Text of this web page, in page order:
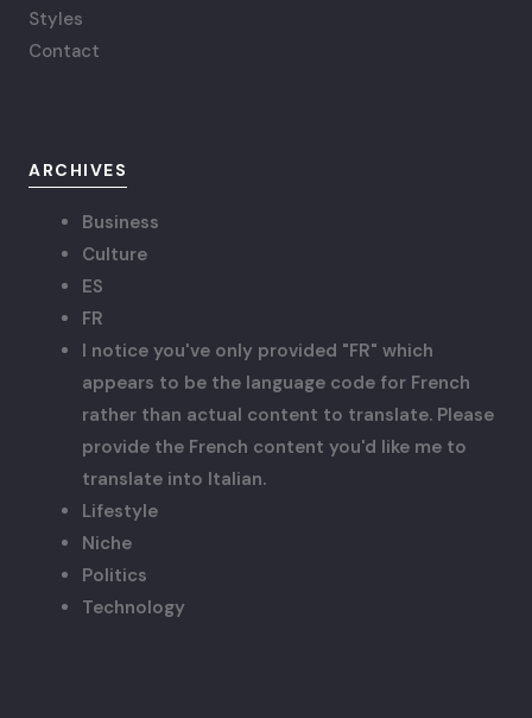
Styles
Contact
ARCHIVES
Business
Culture
ES
FR
I notice you've only provided "FR" which
appears to be the language code for French
rather than actual content to translate. Please
provide the French content you'd like me to
translate into Italian.
Lifestyle
Niche
Politics
Technology